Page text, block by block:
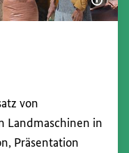
von
Landmaschinen in
Präsentation